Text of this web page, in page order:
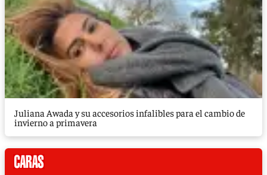
Juliana Awada y su accesorios infalibles para el cambio de
invierno a primavera